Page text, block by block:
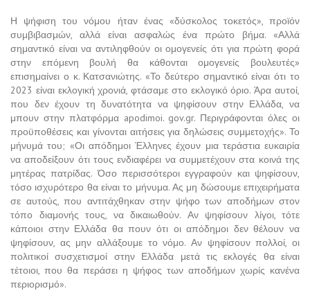
Η ψήφιση του νόμου ήταν ένας «δύσκολος τοκετός», προϊόν
συμβιβασμών, αλλά είναι ασφαλώς ένα πρώτο βήμα. «Αλλά
σημαντικό είναι να αντιληφθούν οι ομογενείς ότι για πρώτη φορά
στην επόμενη βουλή θα κάθονται ομογενείς βουλευτές»
επισημαίνει ο κ. Κατσανιώτης. «Το δεύτερο σημαντικό είναι ότι το
2023 είναι εκλογική χρονιά, φτάσαμε στο εκλογικό όριο. Άρα αυτοί,
που δεν έχουν τη δυνατότητα να ψηφίσουν στην Ελλάδα, να
μπουν στην πλατφόρμα apodimoi. gov.gr. Περιγράφονται όλες οι
προϋποθέσεις και γίνονται αιτήσεις για δηλώσεις συμμετοχής». Το
μήνυμά του; «Οι απόδημοι Έλληνες έχουν μια τεράστια ευκαιρία
να αποδείξουν ότι τους ενδιαφέρει να συμμετέχουν στα κοινά της
μητέρας πατρίδας. Όσο περισσότεροι εγγραφούν και ψηφίσουν,
τόσο ισχυρότερο θα είναι το μήνυμα. Ας μη δώσουμε επιχειρήματα
σε αυτούς, που αντιτάχθηκαν στην ψήφο των αποδήμων στον
τόπο διαμονής τους, να δικαιωθούν. Αν ψηφίσουν λίγοι, τότε
κάποιοι στην Ελλάδα θα πουν ότι οι απόδημοι δεν θέλουν να
ψηφίσουν, ας μην αλλάξουμε το νόμο. Αν ψηφίσουν πολλοί, οι
πολιτικοί συσχετισμοί στην Ελλάδα μετά τις εκλογές θα είναι
τέτοιοι, που θα περάσει η ψήφος των αποδήμων χωρίς κανένα
περιορισμό».